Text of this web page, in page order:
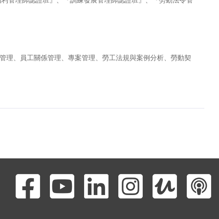
理、員工關係管理、專案管理、勞工法規與案例分析、勞動契